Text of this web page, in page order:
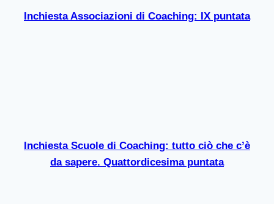
Inchiesta Associazioni di Coaching: IX puntata
Inchiesta Scuole di Coaching: tutto ciò che c’è
da sapere. Quattordicesima puntata